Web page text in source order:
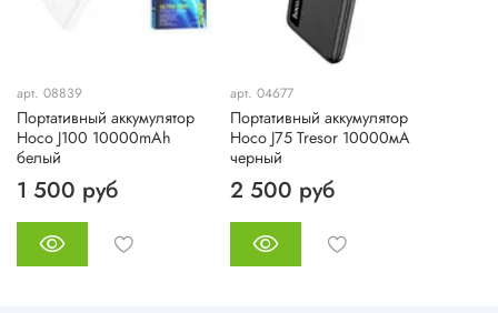
арт. 08839
Портативный аккумулятор
Hoco J100 10000mAh
белый
1 500 руб
арт. 04677
Портативный аккумулятор
Hoco J75 Tresor 10000мА
черный
2 500 руб